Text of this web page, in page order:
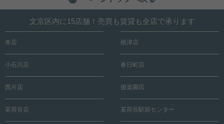
文京区内に15店舗！売買も賃貸も全店で承ります
本店 根津店
小石川店 春日町店
西片店 後楽園店
茗荷谷店 茗荷谷駅前センター